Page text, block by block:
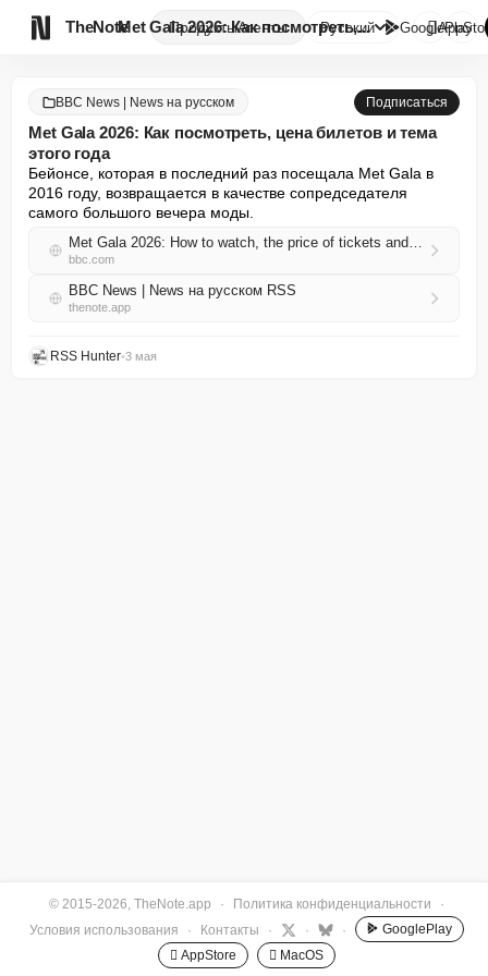
TheNote ПродуктыАгенты
Met Gala 2026: Как посмотреть,...
Русский GooglePlay

BBC News | News на русском Подписаться
Met Gala 2026: Как посмотреть, цена билетов и тема
этого года
Бейонсе, которая в последний раз посещала Met Gala в
2016 году, возвращается в качестве сопредседателя
самого большого вечера моды.
Met Gala 2026: How to watch, the price of tickets and this year's theme
bbc.com
BBC News | News на русском RSS
thenote.app
RSS Hunter•3 мая
© 2015-2026, TheNote.app · Политика конфиденциальности
·
Условия использования
· Контакты · · ·
GooglePlay
 AppStore
 MacOS